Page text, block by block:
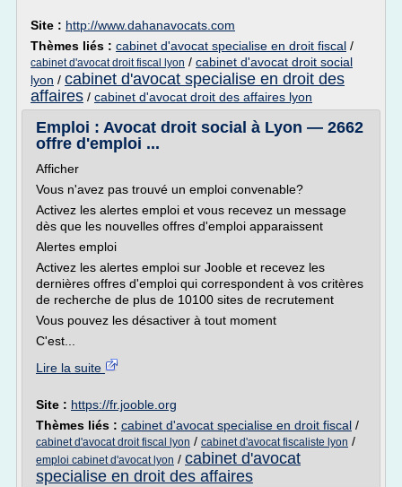
Site : http://www.dahanavocats.com
Thèmes liés : cabinet d'avocat specialise en droit fiscal /
cabinet d'avocat droit fiscal lyon / cabinet d'avocat droit social
lyon / cabinet d'avocat specialise en droit des
affaires / cabinet d'avocat droit des affaires lyon
Emploi : Avocat droit social à Lyon — 2662
offre d'emploi ...
Afficher
Vous n'avez pas trouvé un emploi convenable?
Activez les alertes emploi et vous recevez un message
dès que les nouvelles offres d'emploi apparaissent
Alertes emploi
Activez les alertes emploi sur Jooble et recevez les
dernières offres d'emploi qui correspondent à vos critères
de recherche de plus de 10100 sites de recrutement
Vous pouvez les désactiver à tout moment
C'est...
Lire la suite
Site : https://fr.jooble.org
Thèmes liés : cabinet d'avocat specialise en droit fiscal /
cabinet d'avocat droit fiscal lyon / cabinet d'avocat fiscaliste lyon /
emploi cabinet d'avocat lyon / cabinet d'avocat
specialise en droit des affaires